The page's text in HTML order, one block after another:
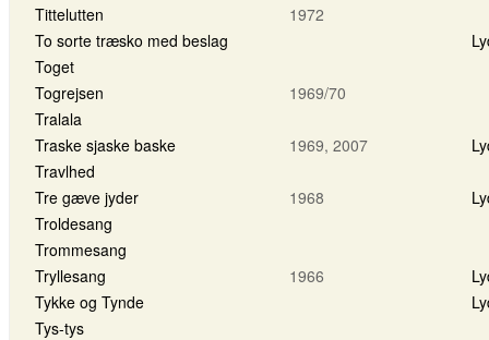
Tittelutten
1972
To sorte træsko med beslag
Toget
Togrejsen
1969/70
Tralala
Traske sjaske baske
1969, 2007
Travlhed
Tre gæve jyder
1968
Troldesang
Trommesang
Tryllesang
1966
Tykke og Tynde
Tys-tys